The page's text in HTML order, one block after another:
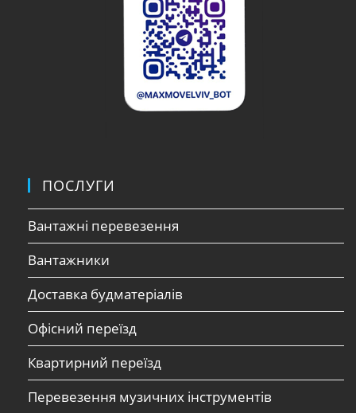
ПОСЛУГИ
Вантажні перевезення
Вантажники
Доставка будматеріалів
Офісний переїзд
Квартирний переїзд
Перевезення музичних інструментів